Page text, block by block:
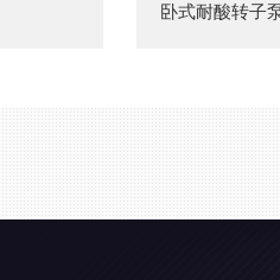
卧式耐酸转子